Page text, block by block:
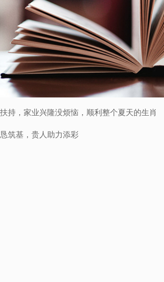
持，家业兴隆没烦恼，顺利整个夏天的生肖
筑基，贵人助力添彩